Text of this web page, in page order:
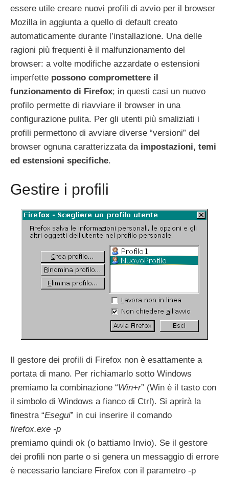
essere utile creare nuovi profili di avvio per il browser
Mozilla in aggiunta a quello di default creato
automaticamente durante l’installazione. Una delle
ragioni più frequenti è il malfunzionamento del
browser: a volte modifiche azzardate o estensioni
imperfette possono compromettere il
funzionamento di Firefox; in questi casi un nuovo
profilo permette di riavviare il browser in una
configurazione pulita. Per gli utenti più smaliziati i
profili permettono di avviare diverse “versioni” del
browser ognuna caratterizzata da impostazioni, temi
ed estensioni specifiche.
Gestire i profili
Il gestore dei profili di Firefox non è esattamente a
portata di mano. Per richiamarlo sotto Windows
premiamo la combinazione “Win+r” (Win è il tasto con
il simbolo di Windows a fianco di Ctrl). Si aprirà la
finestra “Esegui” in cui inserire il comando
firefox.exe -p
premiamo quindi ok (o battiamo Invio). Se il gestore
dei profili non parte o si genera un messaggio di errore
è necessario lanciare Firefox con il parametro -p